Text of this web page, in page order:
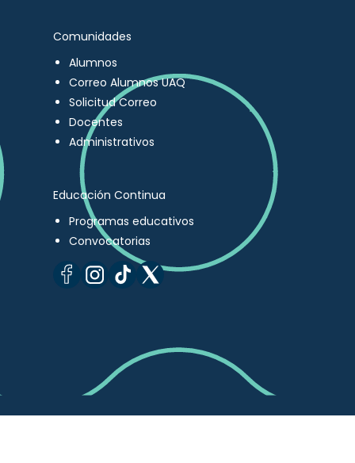
Comunidades
Alumnos
Correo Alumnos UAQ
Solicitud Correo
Docentes
Administrativos
Educación Continua
Programas educativos
Convocatorias